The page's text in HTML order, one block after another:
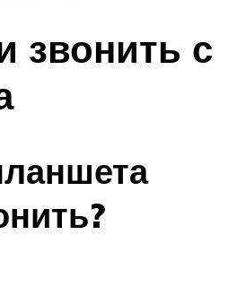
звонить с